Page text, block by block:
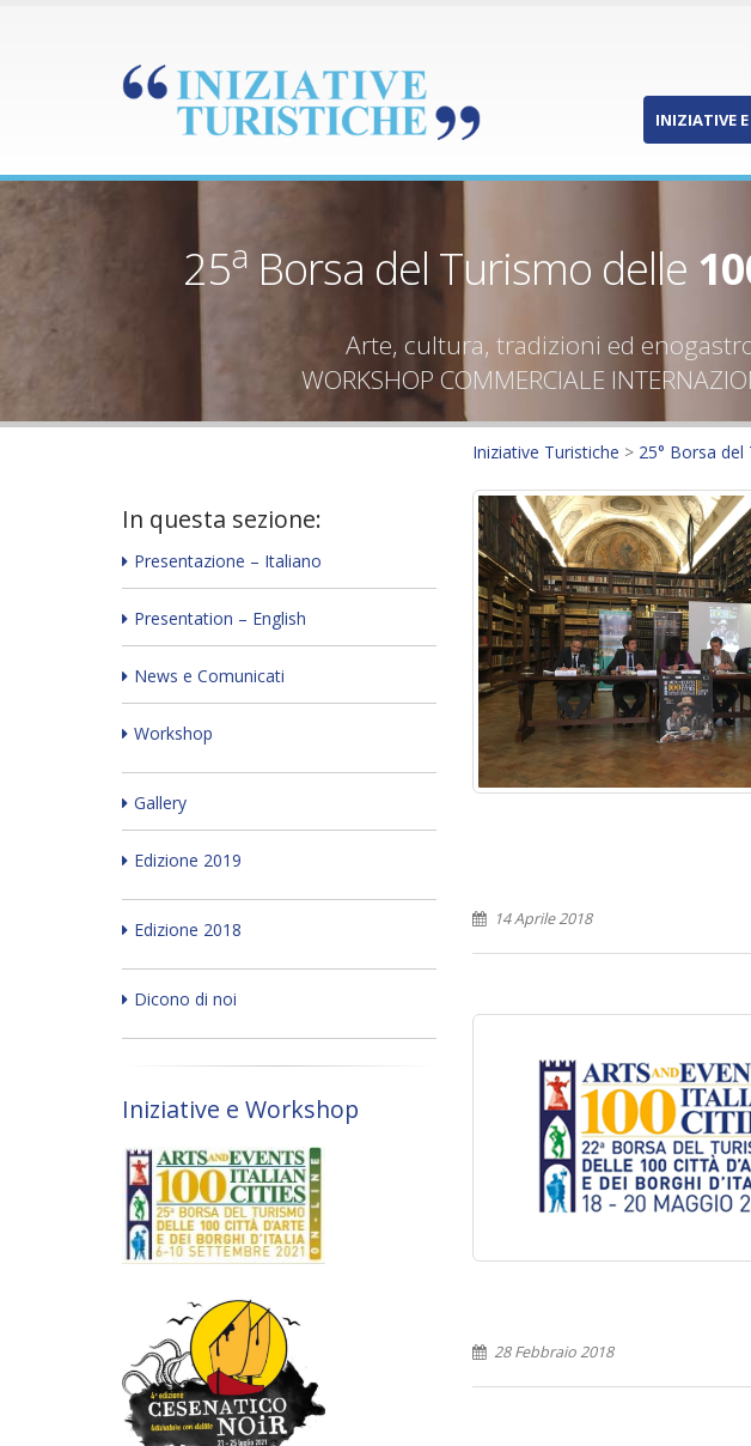
INIZIATIVE
25a Borsa del Turismo delle
Arte, cultura, tradizioni ed
WORKSHOP COMMERCIALE
In questa sezione:
Presentazione – Italiano
Presentation – English
News e Comunicati
Workshop
Gallery
Edizione 2019
Edizione 2018
Dicono di noi
Iniziative e Workshop
Iniziative Turistiche > 25° Borsa del
14 Aprile 2018
28 Febbraio 2018